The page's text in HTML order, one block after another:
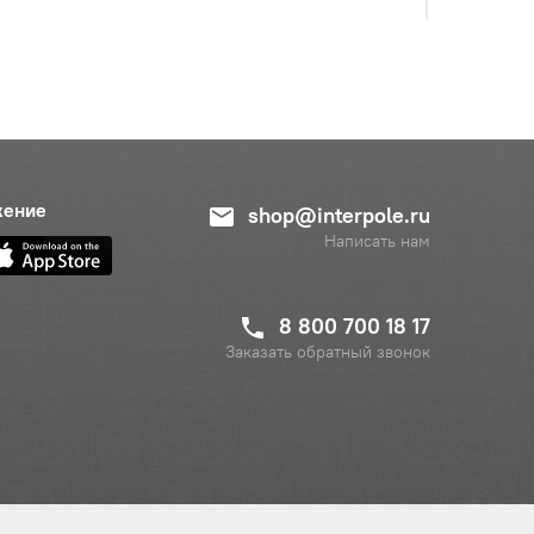
НДС
− + Купить
shop@interpole.ru
Написать нам
8 800 700 18 17
Заказать обратный звонок